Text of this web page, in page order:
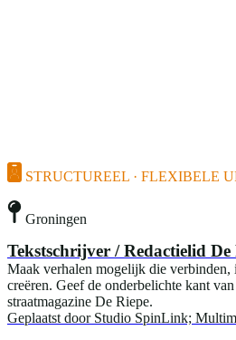
STRUCTUREEL · FLEXIBELE
Groningen
Tekstschrijver / Redactielid De
Maak verhalen mogelijk die verbinden,
creëren. Geef de onderbelichte kant
straatmagazine De Riepe.
Geplaatst door Studio SpinLink;